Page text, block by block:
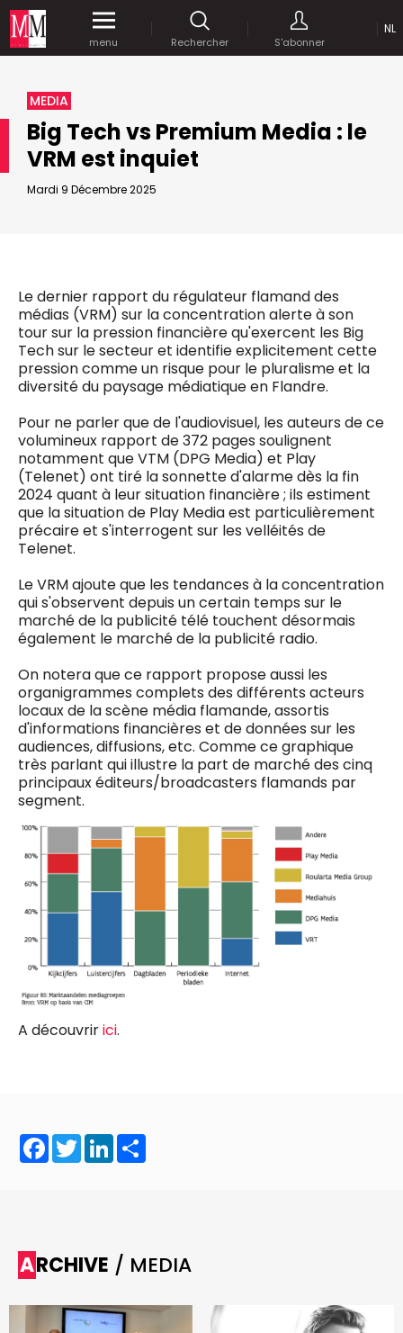
menu Rechercher S'abonner
NL
MEDIA
Big Tech vs Premium Media : le
VRM est inquiet
Mardi 9 Décembre 2025
Le dernier rapport du régulateur flamand des
médias (VRM) sur la concentration alerte à son
tour sur la pression financière qu'exercent les Big
Tech sur le secteur et identifie explicitement cette
pression comme un risque pour le pluralisme et la
diversité du paysage médiatique en Flandre.
Pour ne parler que de l'audiovisuel, les auteurs de ce
volumineux rapport de 372 pages soulignent
notamment que VTM (DPG Media) et Play
(Telenet) ont tiré la sonnette d'alarme dès la fin
2024 quant à leur situation financière ; ils estiment
que la situation de Play Media est particulièrement
précaire et s'interrogent sur les velléités de
Telenet.
Le VRM ajoute que les tendances à la concentration
qui s'observent depuis un certain temps sur le
marché de la publicité télé touchent désormais
également le marché de la publicité radio.
On notera que ce rapport propose aussi les
organigrammes complets des différents acteurs
locaux de la scène média flamande, assortis
d'informations financières et de données sur les
audiences, diffusions, etc. Comme ce graphique
très parlant qui illustre la part de marché des cinq
principaux éditeurs/broadcasters flamands par
segment.
A découvririci.
Facebook
TwitterLinkedIn
ARCHIVE / MEDIA
ENVOYER VOTRE MOT DE PASSE
MEDIA MARKETING
Mix Brussels - Boulevard du Souverain 25 boite 5
1170 Bruxelles - Belgique
E-mail :info@mm.be
Managing Director
Jean-Vianney Philippe
0471 92 01 98
jeanvianney@mm.be
General Manager
Fred Bouchar
0498 88 64 89
f.bouchar@mm.be
Chief Editor
Griet Byl
0475 97 12 57
g.byl@mm.be
Damien Lemaire
0477 37 31 65
d.lemaire@mm.be
selim@mm.be
recherche sur les termes exacts (dans le même
ordre et à la suite).
Utilisez lesigne +pour effectuer une recherche
sur les textes comprenants l'ensemble des
termes (même dans un ordre différent ou séparé
dans le texte).
VALIDER
Accédezgratuitementà tout notre
Abonnement d’entreprise
NOTRE CONTENU DIGITAL :
Daily
Freemium
access
1 x week
MM Brunch
1 x week
MM Tech
10 x year
MM Best of
Research
4 x year
MM Magazine
(digital)
Des questions ?